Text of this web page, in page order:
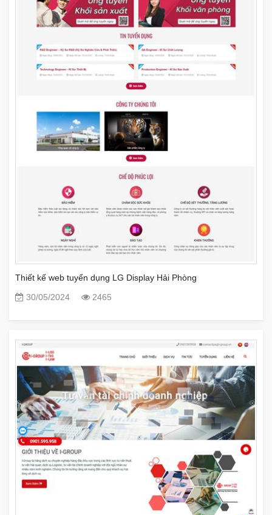
Thiết kế web tuyển dụng LG Display Hải Phòng
30/05/2024
2465